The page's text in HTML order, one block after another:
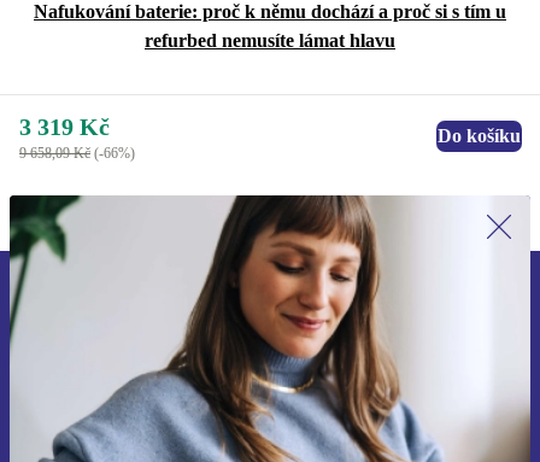
Nafukování baterie: proč k němu dochází a proč si s tím u
refurbed nemusíte lámat hlavu
3 319 Kč
9 658,09 Kč (-66%)
Do košíku
Přihlas se k odběru našich novinek a
ušetři 400 Kč!
Už nikdy nepromeškej žádnou nabídku.